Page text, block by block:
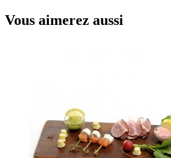
Vous aimerez aussi